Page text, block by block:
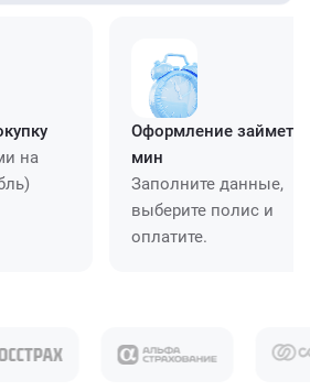
на
Оформление займет
мин
Заполните данные,
выберите полис и
оплатите.